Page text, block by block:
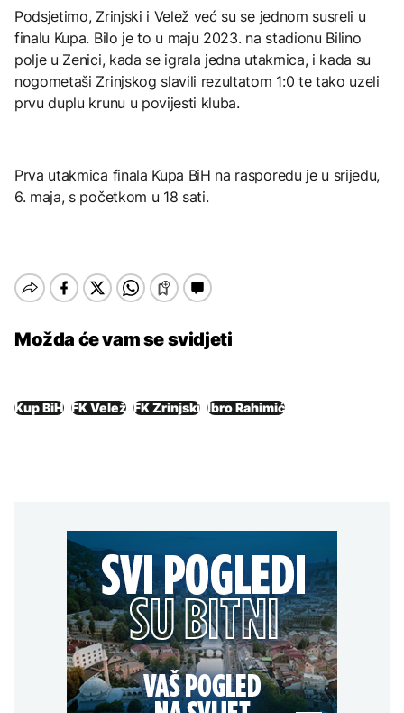
Podsjetimo, Zrinjski i Velež već su se jednom susreli u
finalu Kupa. Bilo je to u maju 2023. na stadionu Bilino
polje u Zenici, kada se igrala jedna utakmica, i kada su
nogometaši Zrinjskog slavili rezultatom 1:0 te tako uzeli
prvu duplu krunu u povijesti kluba.
Prva utakmica finala Kupa BiH na rasporedu je u srijedu,
6. maja, s početkom u 18 sati.
Možda će vam se svidjeti
Kup BiH FK Velež FK Zrinjski Ibro Rahimić